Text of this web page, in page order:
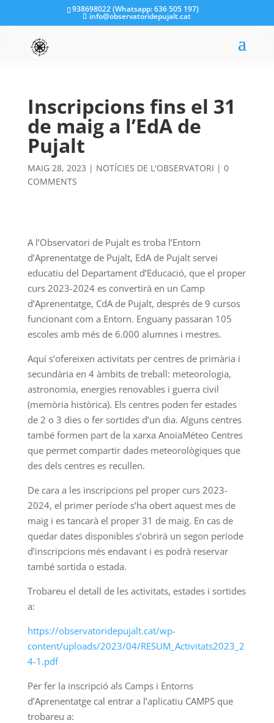
938698022 (Whatsapp: 636 505 197)
info@observatoridepujalt.cat
Inscripcions fins el 31
de maig a l’EdA de
Pujalt
MAIG 28, 2023 | NOTÍCIES DE L'OBSERVATORI | 0
COMMENTS
A l’Observatori de Pujalt es troba l’Entorn
d’Aprenentatge de Pujalt, EdA de Pujalt servei
educatiu del Departament d’Educació, que el proper
curs 2023-2024 es convertirà en un Camp
d’Aprenentatge, CdA de Pujalt, després de 9 cursos
funcionant com a Entorn. Enguany passaran 105
escoles amb més de 6.000 alumnes i mestres.
Aquí s’ofereixen activitats per centres de primària i
secundària en 4 àmbits de treball: meteorologia,
astronomia, energies renovables i guerra civil
(memòria històrica). Els centres poden fer estades
de 2 o 3 dies o fer sortides d’un dia. Alguns centres
també formen part de la xarxa AnoiaMéteo Centres
que permet compartir dades meteorològiques que
des dels centres es recullen.
De cara a les inscripcions pel proper curs 2023-
2024, el primer període s’ha obert aquest mes de
maig i es tancarà el proper 31 de maig. En cas de
quedar dates disponibles s’obrirà un segon període
d’inscripcions més endavant i es podrà reservar
també sortida o estada.
Trobareu el detall de les activitats, estades i sortides
a:
https://observatoridepujalt.cat/wp-
content/uploads/2023/04/RESUM_Activitats2023_2
4-1.pdf
Per fer la inscripció als Camps i Entorns
d’Aprenentatge cal entrar a l’aplicatiu CAMPS que
trobareu a: